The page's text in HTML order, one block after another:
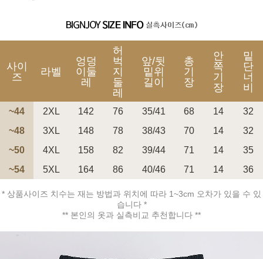
페이코 ID로 페
PAYCO 바로구매
사이
즈
라벨
엉덩
이둘
레
허
벅
지
둘
레
앞/뒷
밑위
길이
총
기
장
안
쪽
기
장
밑
단
너
비
~44 2XL 142 76 35/41 68 14
32
~48
3XL 148 78 38/43 70 14
32
~50
4XL 158 82 39/44 71 14
35
~54
5XL 164 86 40/46 71 14 36
* 상품사이즈 치수는 재는 방법과 위치에 따라 1~3cm 오차가 있을 수 있
습니다 *
** 본인의 옷과 실측비교 추천합니다 **